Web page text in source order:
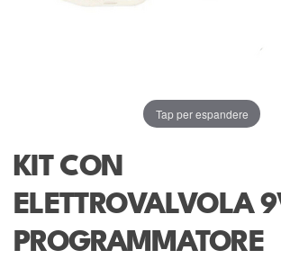
Tap per espandere
KIT CON
ELETTROVALVOLA
PROGRAMMATORE